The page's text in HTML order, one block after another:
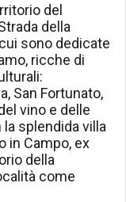
del
della
sono dedicate
ricche di
San Fortunato,
vino e delle
splendida villa
in Campo, ex
della
come